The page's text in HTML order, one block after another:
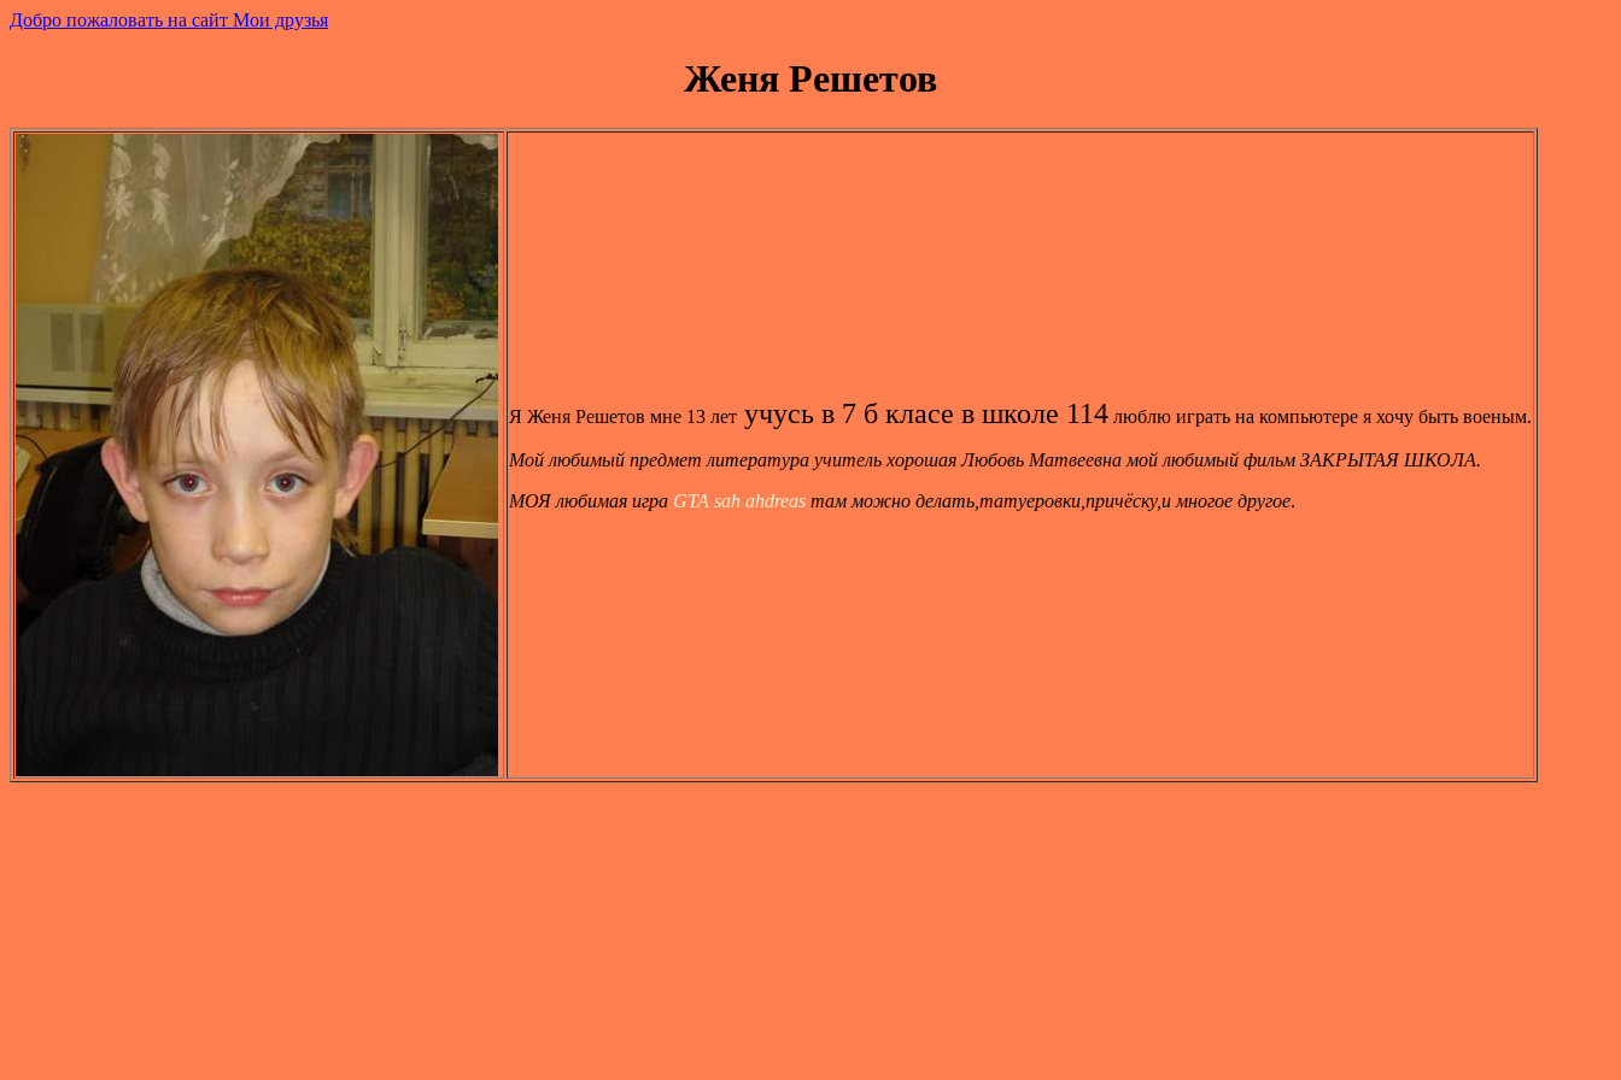
Добро пожаловать на сайт Мои друзья
Женя Решетов
Я Женя Решетов мне 13 лет учусь в 7 б класе в школе 114 люблю играть на компьютере я хочу быть военым.
Mой любимый предмет литература учитель хорошая Любовь Матвеевна мой любимый фильм ЗАКРЫТАЯ ШКОЛА.
МОЯ любимая игра GTA sah ahdreas там можно делать,татуеровки,причёску,и многое другое.